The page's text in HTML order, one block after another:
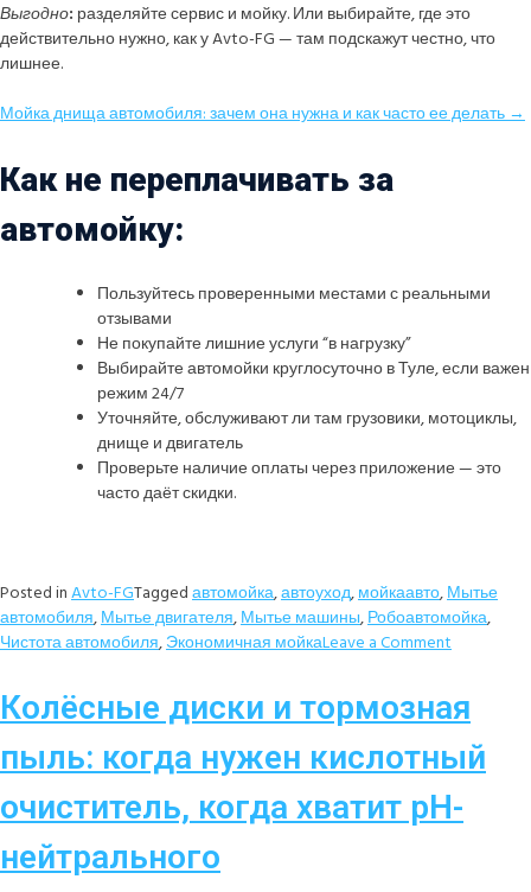
Выгодно: разделяйте сервис и мойку. Или выбирайте, где это
действительно нужно, как у Avto-FG — там подскажут честно, что
лишнее.
Мойка днища автомобиля: зачем она нужна и как часто ее делать →
Как не переплачивать за
автомойку:
Пользуйтесь проверенными местами с реальными
отзывами
Не покупайте лишние услуги “в нагрузку”
Выбирайте автомойки круглосуточно в Туле, если важен
режим 24/7
Уточняйте, обслуживают ли там грузовики, мотоциклы,
днище и двигатель
Проверьте наличие оплаты через приложение — это
часто даёт скидки.
Posted inAvto-FGTaggedавтомойка,автоуход,мойкаавто,Мытье
автомобиля,Мытье двигателя,Мытье машины,Робоавтомойка,
Чистота автомобиля,Экономичная мойкаLeave a Comment
Колёсные диски и тормозная
пыль: когда нужен кислотный
очиститель, когда хватит pH-
нейтрального